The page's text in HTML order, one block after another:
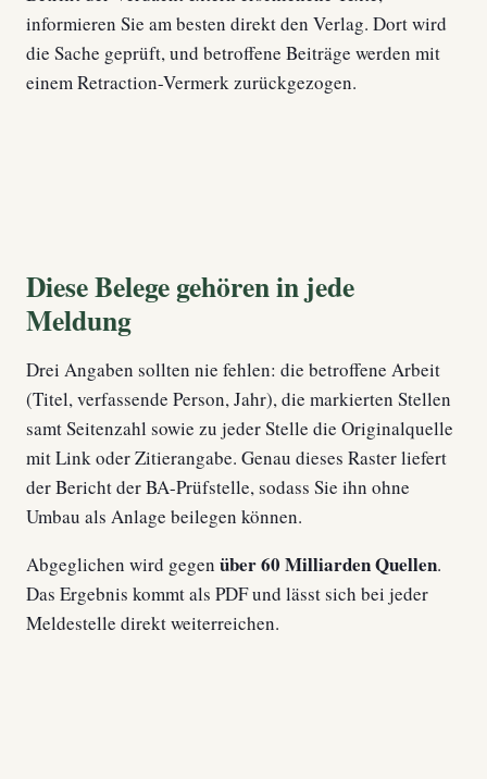
informieren Sie am besten direkt den Verlag. Dort wird
die Sache geprüft, und betroffene Beiträge werden mit
einem Retraction-Vermerk zurückgezogen.
Diese Belege gehören in jede
Meldung
Drei Angaben sollten nie fehlen: die betroffene Arbeit
(Titel, verfassende Person, Jahr), die markierten Stellen
samt Seitenzahl sowie zu jeder Stelle die Originalquelle
mit Link oder Zitierangabe. Genau dieses Raster liefert
der Bericht der BA-Prüfstelle, sodass Sie ihn ohne
Umbau als Anlage beilegen können.
Abgeglichen wird gegen über 60 Milliarden Quellen.
Das Ergebnis kommt als PDF und lässt sich bei jeder
Meldestelle direkt weiterreichen.